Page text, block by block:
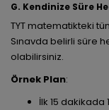
G. Kendinize Süre
TYT matematikteki
Sınavda belirli süre
olabilirsiniz.
Örnek Plan:
İlk 15